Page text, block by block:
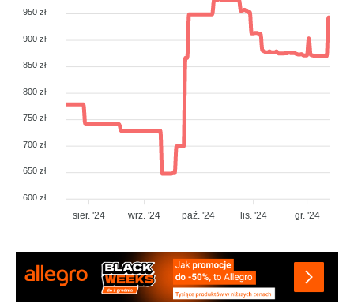
950 zł
900 zł
850 zł
800 zł
750 zł
700 zł
650 zł
600 zł
sier. '24 wrz. '24 paź. '24 lis. '24 gr. '24